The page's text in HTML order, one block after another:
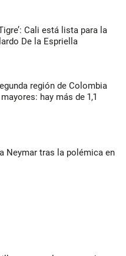
Cali está lista para la
De la Espriella
región de Colombia
hay más de 1,1
Neymar tras la polémica en